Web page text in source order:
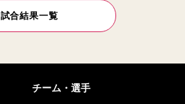
試合結果一覧
チーム・選手